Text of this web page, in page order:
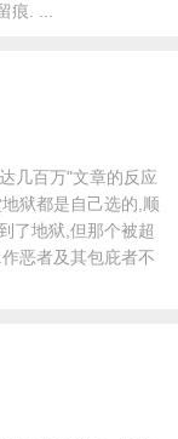
痕. ...
几百万"文章的反应
狱都是自己选的,顺
了地狱,但那个被超
恶者及其包庇者不